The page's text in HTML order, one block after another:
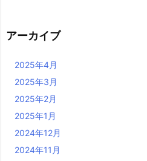
アーカイブ
2025年4月
2025年3月
2025年2月
2025年1月
2024年12月
2024年11月